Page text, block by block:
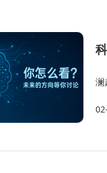
澜
展